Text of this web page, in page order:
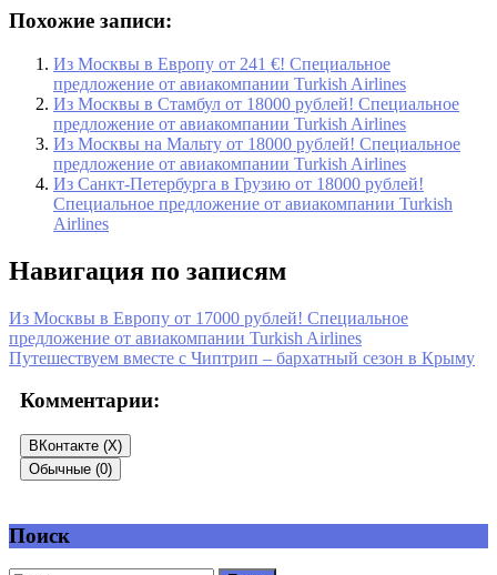
Похожие записи:
Из Москвы в Европу от 241 €! Специальное
предложение от авиакомпании Turkish Airlines
Из Москвы в Стамбул от 18000 рублей! Специальное
предложение от авиакомпании Turkish Airlines
Из Москвы на Мальту от 18000 рублей! Специальное
предложение от авиакомпании Turkish Airlines
Из Санкт-Петербурга в Грузию от 18000 рублей!
Специальное предложение от авиакомпании Turkish
Airlines
Навигация по записям
Из Москвы в Европу от 17000 рублей! Специальное
предложение от авиакомпании Turkish Airlines
Путешествуем вместе с Чиптрип – бархатный сезон в Крыму
Комментарии:
ВКонтакте (X)
Обычные (0)
Добавить комментарий
Поиск